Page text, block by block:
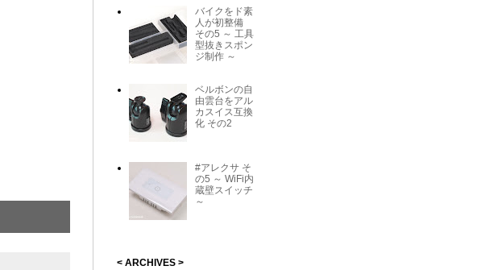
バイクをド素
人が初整備
その5 ～ 工具
型抜きスポン
ジ制作 ～
ベルボンの自
由雲台をアル
カスイス互換
化 その2
#アレクサ そ
の5 ～ WiFi内
蔵壁スイッチ
～
< ARCHIVES >